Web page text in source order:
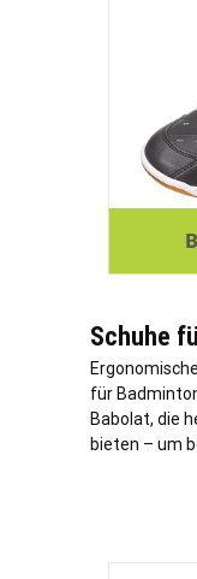
Schuhe
für
Babolat, die
bieten – um